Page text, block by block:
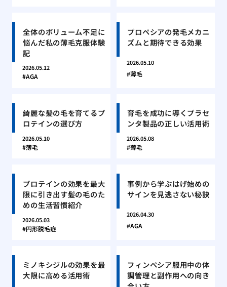
全体のボリューム不足に
悩んだ私の薄毛克服体験
記
2026.05.12
AGA
プロペシアの発毛メカニ
ズムと期待できる効果
2026.05.10
薄毛
綺麗な髪の毛を育てるプ
ロテインの選び方
2026.05.10
薄毛
育毛を成功に導くプラセ
ンタ製品の正しい活用術
2026.05.08
薄毛
プロテインの効果を最大
限に引き出す髪の毛のた
めの生活習慣紹介
2026.05.03
円形脱毛症
事例から学ぶはげ始めの
サインを見逃さない秘訣
2026.04.30
AGA
ミノキシジルの効果を最
大限に高める活用術
フィンペシア服用中の体
調管理と副作用への向き